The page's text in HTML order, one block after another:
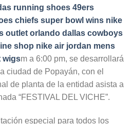
running shoes 49ers
chiefs super bowl wins nike
outlet orlando dallas cowboys
shop nike air jordan mens
wigsm a 6:00 pm, se desarrollará
ciudad de Popayán, con el
de planta de la entidad asista a
“FESTIVAL DEL VICHE”.
especial para todos los